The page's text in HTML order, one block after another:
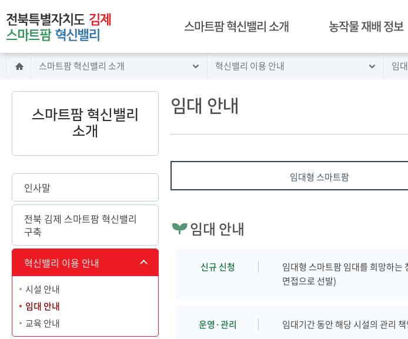
스마트팜 혁신밸리 소개
인사말
혁신밸리 구축
혁신밸리 이용 안내
시설 안내
교육 안내
빅데이터센터 소개
농작물 재배 정보
혁신밸리 재배 작물
스마트팜 혁신밸리 소개 혁신밸리 이용 안내 임
스마트팜 혁신밸리
소개
인사말
전북 김제 스마트팜 혁신밸리
구축
혁신밸리 이용 안내
시설 안내
임대 안내
교육 안내
임대 안내
임대형 스마트팜
임대 안내
신규 신청
임대형 스마트팜 임대를 희망하는
면접으로 선발)
운영·관리 임대기간 동안 해당 시설의 관리 책